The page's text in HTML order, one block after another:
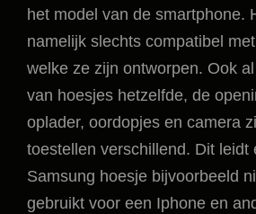
het model van de smartphone.
namelijk slechts compatibel
welke ze zijn ontworpen. Ook
van hoesjes hetzelfde, de
oplader, oordopjes en camera
toestellen verschillend. Dit leidt
Samsung hoesje bijvoorbeeld
gebruikt voor een Iphone en